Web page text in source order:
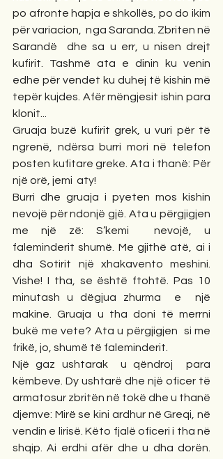
po afronte hapja e shkollës, po do ikim
për variacion,  nga Saranda. Zbriten në
Sarandë  dhe sa u err, u nisen drejt
kufirit. Tashmë ata e dinin ku venin
edhe për vendet ku duhej të kishin më
tepër kujdes. Afër mëngjesit ishin para
klonit...
Gruaja buzë kufirit grek, u vuri për të
ngrenë, ndërsa burri mori në telefon
posten kufitare greke. Ata i thanë: Për
një orë, jemi  aty!
Burri dhe gruaja i pyeten mos kishin
nevojë për ndonjë gjë. Ata u përgjigjen
me një zë: S’kemi  nevojë, u
faleminderit shumë. Me gjithë atë, ai i
dha Sotirit një xhakavento meshini.
Vishe! I tha, se është ftohtë. Pas 10
minutash u dëgjua zhurma  e  një
makine. Gruaja u tha doni të merrni
bukë me vete? Ata u përgjigjen  si me
frikë, jo, shumë të faleminderit.
Një gaz ushtarak  u qëndroj  para
këmbeve. Dy ushtarë dhe një oficer të
armatosur zbritën në tokë dhe u thanë
djemve: Mirë se kini ardhur në Greqi, në
vendin e lirisë. Këto fjalë oficeri i tha në
shqip. Ai erdhi afër dhe u dha dorën.